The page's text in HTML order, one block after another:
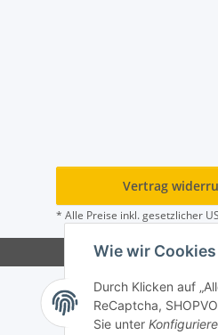
Wie wir
Durch Klicken auf
ReCaptcha,
Sie unter
Vertrag
* Alle Preise inkl. gesetzlicher